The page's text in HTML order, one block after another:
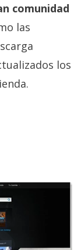
comunidad
las
los